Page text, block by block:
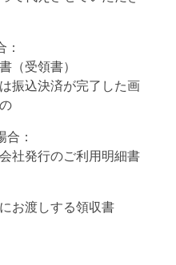
（受領書）
振込決済が完了した画
：
社発行のご利用明細書
お渡しする領収書